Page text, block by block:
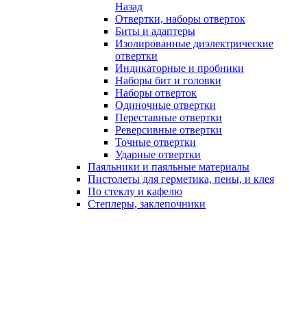
Назад
Отвертки, наборы отверток
Биты и адаптеры
Изолированные диэлектрические
отвертки
Индикаторные и пробники
Наборы бит и головки
Наборы отверток
Одиночные отвертки
Переставные отвертки
Реверсивные отвертки
Точные отвертки
Ударные отвертки
Паяльники и паяльные материалы
Пистолеты для герметика, пены, и клея
По стеклу и кафелю
Степлеры, заклепочники